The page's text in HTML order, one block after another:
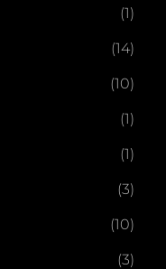
(1)
(14)
(10)
(1)
(1)
(3)
(10)
(3)